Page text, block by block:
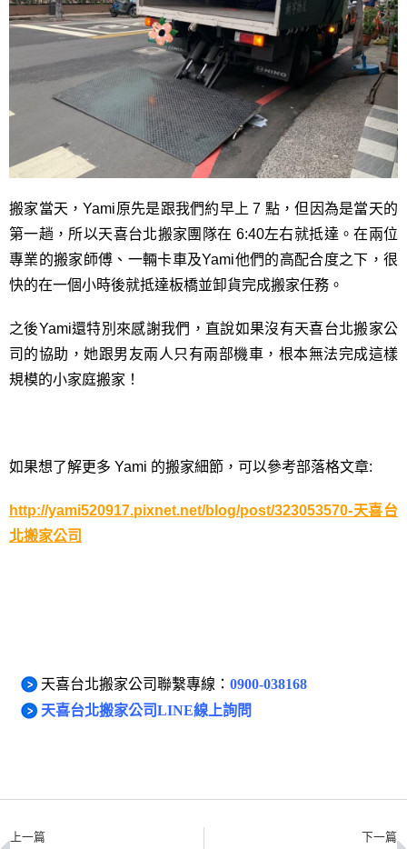
搬家當天，Yami原先是跟我們約早上 7 點，但因為是當天的
第一趟，所以天喜台北搬家團隊在 6:40左右就抵達。在兩位
專業的搬家師傅、一輛卡車及Yami他們的高配合度之下，很
快的在一個小時後就抵達板橋並卸貨完成搬家任務。
之後Yami還特別來感謝我們，直說如果沒有天喜台北搬家公
司的協助，她跟男友兩人只有兩部機車，根本無法完成這樣
規模的小家庭搬家！
如果想了解更多 Yami 的搬家細節，可以參考部落格文章:
http://yami520917.pixnet.net/blog/post/323053570-天喜台
北搬家公司
天喜台北搬家公司聯繫專線： 0900-038168
天喜台北搬家公司LINE線上詢問
上一篇 下一篇